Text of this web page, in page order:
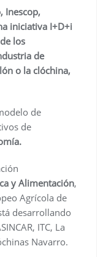
Inescop,
iniciativa I+D+i
los
de
o la clóchina,
de
de
y Alimentación,
Agrícola de
desarrollando
ITC, La
Navarro.